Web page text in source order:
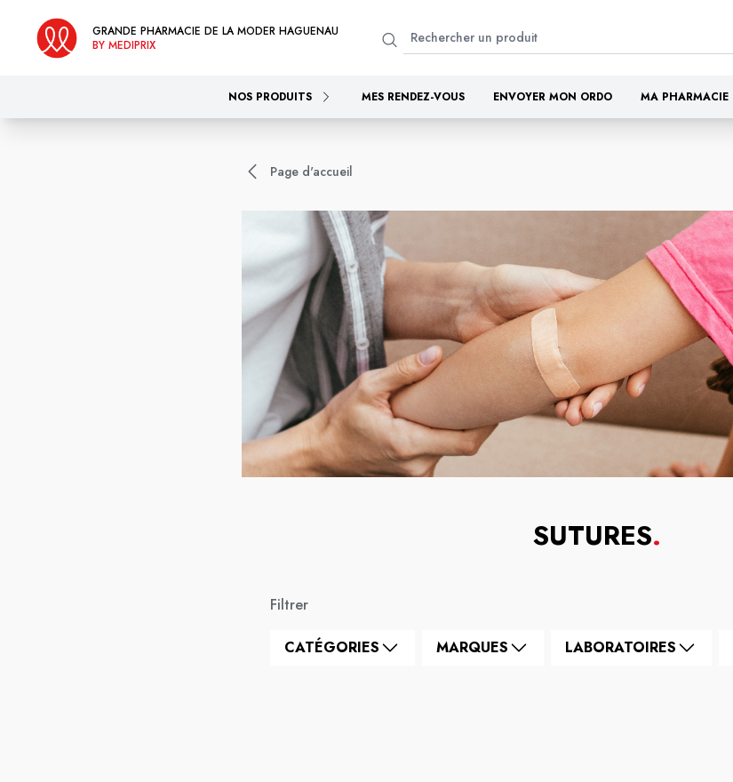
GRANDE PHARMACIE DE LA MODER HAGUENAU
BY MEDIPRIX
NOS PRODUITS MES RENDEZ-VOUS ENVOYER MON ORDO MA PHARMACIE
Page d'accueil
SUTURES.
Filtrer
CATÉGORIES MARQUES LABORATOIRES